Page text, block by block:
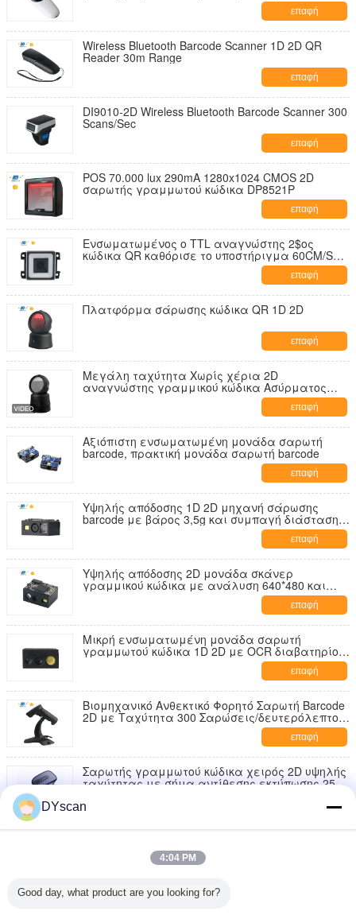
επαφή
Wireless Bluetooth Barcode Scanner 1D 2D QR
Reader 30m Range
επαφή
DI9010-2D Wireless Bluetooth Barcode Scanner 300
Scans/Sec
επαφή
POS 70.000 lux 290mA 1280x1024 CMOS 2D
σαρωτής γραμμωτού κώδικα DP8521P
επαφή
Ενσωματωμένος ο TTL αναγνώστης 2$ος
κώδικα QR καθόρισε το υποστήριγμα 60CM/S
επαφή
Πλατφόρμα σάρωσης κώδικα QR 1D 2D
επαφή
Μεγάλη ταχύτητα Χωρίς χέρια 2D
αναγνώστης γραμμικού κώδικα Ασύρματος
σκάνερ γραμμικού κώδικα επιφάνειαςεπαφή
Αξιόπιστη ενσωματωμένη μονάδα σαρωτή
barcode, πρακτική μονάδα σαρωτή barcode
επαφή
Υψηλής απόδοσης 1D 2D μηχανή σάρωσης
barcode με βάρος 3,5g και συμπαγή διάσταση
επαφή
Υψηλής απόδοσης 2D μονάδα σκάνερ
γραμμικού κώδικα με ανάλυση 640*480 και
ακρίβεια ανάγνωσης 3mil/0.076mm μεεπαφή
Μικρή ενσωματωμένη μονάδα σαρωτή
γραμμωτού κώδικα 1D 2D με OCR διαβατηρίου
και λειτουργία αυτόματης σάρωσης επαφή
Βιομηχανικό Ανθεκτικό Φορητό Σαρωτή Barcode
2D με Ταχύτητα 300 Σαρώσεις/δευτερόλεπτο,
Ανάλυση 640*480 και Δυνατότητα Ανάγνωσης
επαφή
Σαρωτής γραμμωτού κώδικα χειρός 2D υψηλής
ταχύτητας με σήμα αντίθεσης εκτύπωσης 25%
Σαρωτής Barcode με Code39 3mil και Μήκος
Καλωδίου 1.5m
Φορητός σαρωτής γραμμωτού κώδικα 2D με
DYscan
4:04 PM
Good day, what product are you looking for?